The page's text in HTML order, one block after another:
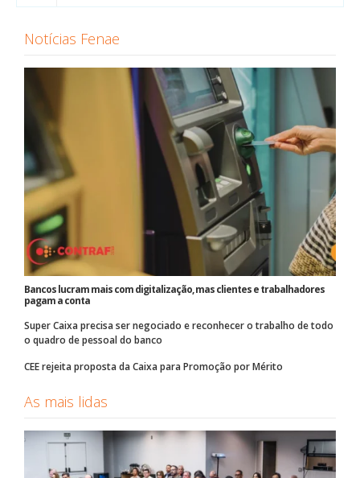
Notícias Fenae
Bancos lucram mais com digitalização, mas clientes e trabalhadores
pagam a conta
Super Caixa precisa ser negociado e reconhecer o trabalho de todo
o quadro de pessoal do banco
CEE rejeita proposta da Caixa para Promoção por Mérito
As mais lidas